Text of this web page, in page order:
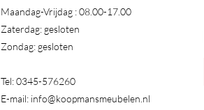
Maandag-Vrijdag : 08.00-17.00
Zaterdag: gesloten
Zondag: gesloten
Tel: 0345-576260
E-mail: info@koopmansmeubelen.nl